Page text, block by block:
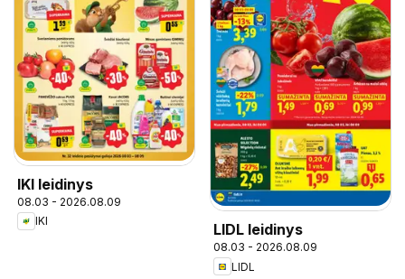
IKI leidinys
08.03 - 2026.08.09
IKI
LIDL leidinys
08.03 - 2026.08.09
LIDL